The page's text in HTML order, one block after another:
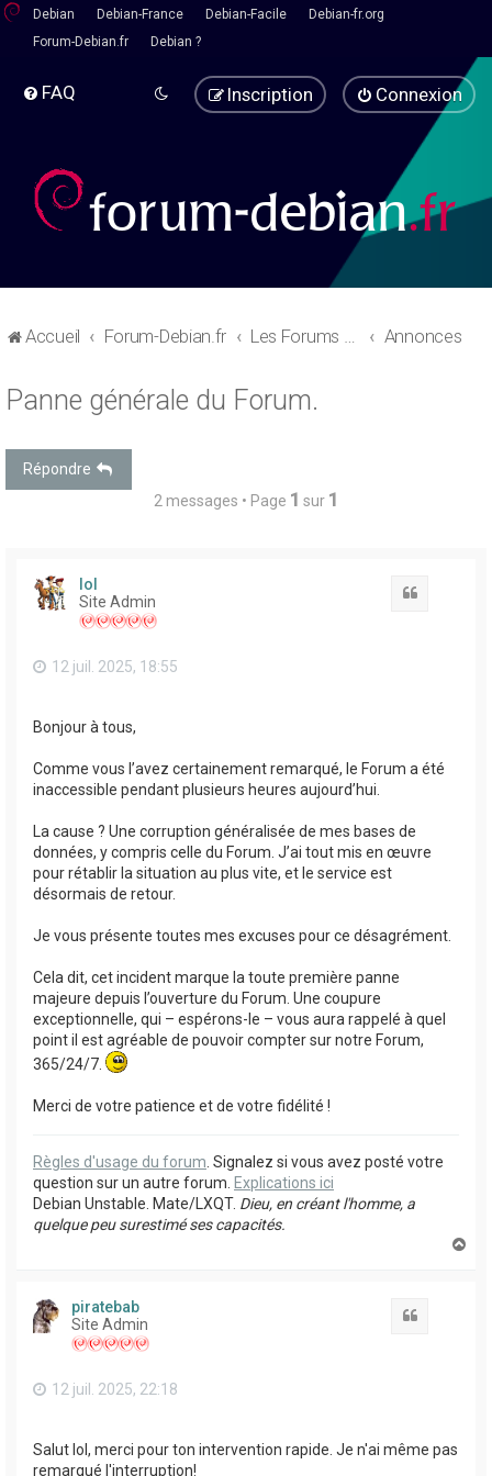
Debian Debian-France Debian-Facile
Debian-fr.org
Forum-Debian.fr
Debian ?
FAQ Connexion
Inscription
Accueil Forum-Debian.fr Les Forums d'aide Annonces
Panne générale du Forum.
Répondre
2 messages • Page 1 sur 1
lol
Site Admin
12 juil. 2025, 18:55
Bonjour à tous,
Comme vous l’avez certainement remarqué, le Forum a été
inaccessible pendant plusieurs heures aujourd’hui.
La cause ? Une corruption généralisée de mes bases de
données, y compris celle du Forum. J’ai tout mis en œuvre
pour rétablir la situation au plus vite, et le service est
désormais de retour.
Je vous présente toutes mes excuses pour ce désagrément.
Cela dit, cet incident marque la toute première panne
majeure depuis l’ouverture du Forum. Une coupure
exceptionnelle, qui – espérons-le – vous aura rappelé à quel
point il est agréable de pouvoir compter sur notre Forum,
365/24/7.
Merci de votre patience et de votre fidélité !
Règles d'usage du forum . Signalez si vous avez posté votre
question sur un autre forum. Explications ici
Debian Unstable. Mate/LXQT. Dieu, en créant l'homme, a
quelque peu surestimé ses capacités.
piratebab
Site Admin
12 juil. 2025, 22:18
Salut lol, merci pour ton intervention rapide. Je n'ai même pas
remarqué l'interruption!